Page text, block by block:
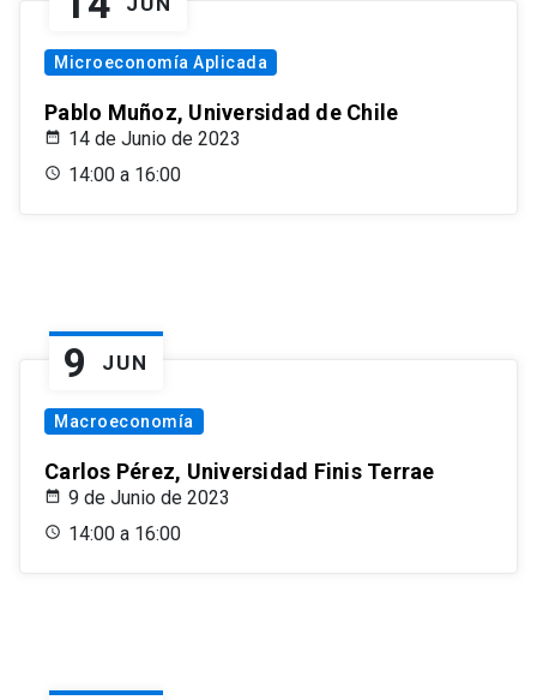
Microeconomía Aplicada
Pablo Muñoz, Universidad de Chile
14 de Junio de 2023
14:00 a 16:00
9 JUN
Macroeconomía
Carlos Pérez, Universidad Finis Terrae
9 de Junio de 2023
14:00 a 16:00